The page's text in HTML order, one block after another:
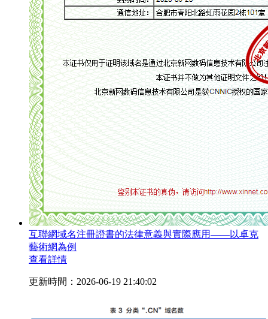
互聯網域名注冊證書的法律意義與實際應用——以卓克
藝術網為例
查看詳情
更新時間：2026-06-19 21:40:02